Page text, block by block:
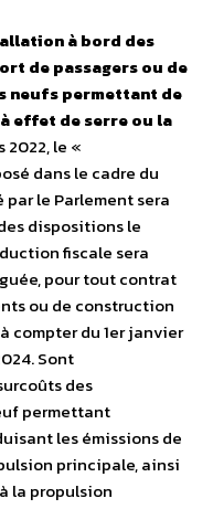
à bord des
de passagers ou de
neufs permettant de
effet de serre ou la
2022, le «
dans le cadre du
le Parlement sera
dispositions le
fiscale sera
pour tout contrat
ou de construction
compter du 1er janvier
Sont
des
permettant
les émissions de
principale, ainsi
la propulsion